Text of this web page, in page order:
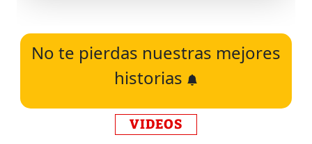
No te pierdas nuestras mejores
historias
VIDEOS